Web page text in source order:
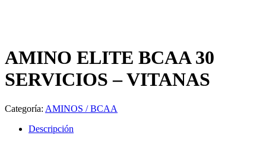
AMINO ELITE BCAA 30
SERVICIOS – VITANAS
Categoría: AMINOS / BCAA
Descripción